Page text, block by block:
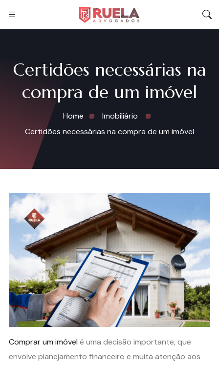
Certidões necessárias na
compra de um imóvel
Home
Imobiliário
Certidões necessárias na compra de um imóvel
Comprar um imóvel é uma decisão importante, que
envolve planejamento financeiro e muita atenção aos